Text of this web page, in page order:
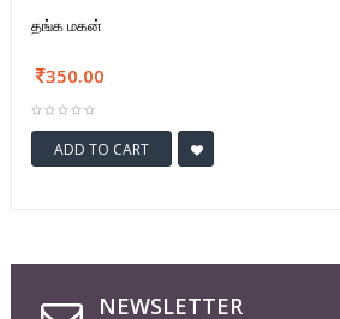
தங்க மகன்
350.00
ADD TO CART
NEWSLETTER